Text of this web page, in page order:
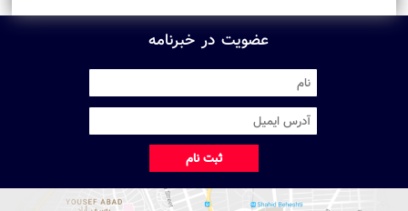
عضویت در خبرنامه
ثبت نام